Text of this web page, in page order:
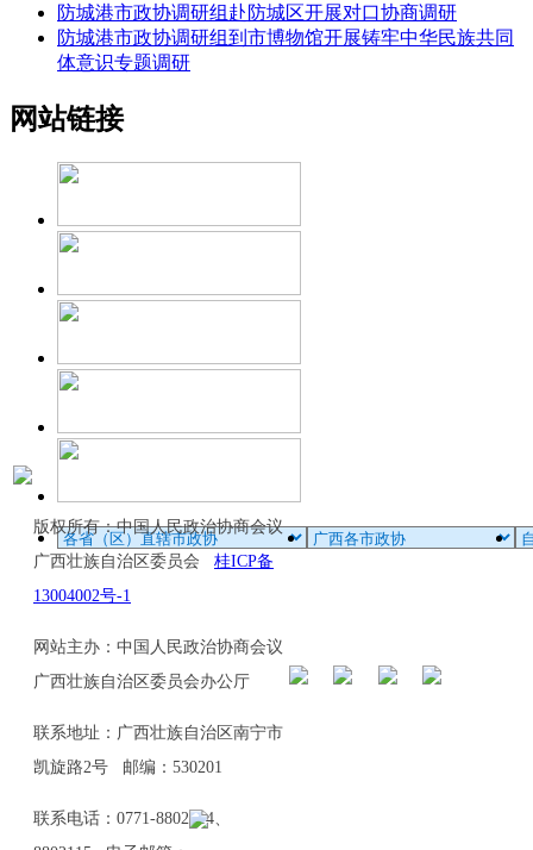
防城港市政协调研组赴防城区开展对口协商调研
防城港市政协调研组到市博物馆开展铸牢中华民族共同
体意识专题调研
网站链接
版权所有：中国人民政治协商会议
广西壮族自治区委员会 桂ICP备
13004002号-1
网站主办：中国人民政治协商会议
广西壮族自治区委员会办公厅
联系地址：广西壮族自治区南宁市
凯旋路2号 邮编：530201
联系电话：0771-8802114、